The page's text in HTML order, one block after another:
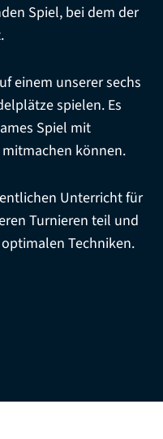
Spiel, bei dem der
einem unserer sechs
spielen. Es
Spiel mit
können.
Unterricht für
Turnieren teil und
Techniken.